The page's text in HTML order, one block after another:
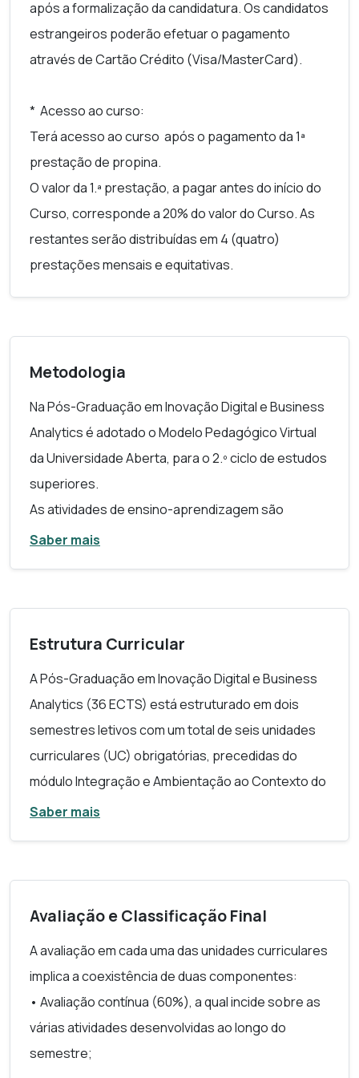
após a formalização da candidatura. Os candidatos
estrangeiros poderão efetuar o pagamento
através de Cartão Crédito (Visa/MasterCard).
* Acesso ao curso:
Terá acesso ao curso após o pagamento da 1ª
prestação de propina.
O valor da 1.ª prestação, a pagar antes do início do
Curso, corresponde a 20% do valor do Curso. As
restantes serão distribuídas em 4 (quatro)
prestações mensais e equitativas.
Metodologia
Na Pós-Graduação em Inovação Digital eBusiness
Analyticsé adotado o Modelo Pedagógico Virtual
da Universidade Aberta, para o 2.º ciclo de estudos
superiores.
As atividades de ensino-aprendizagem são
realizadas em regime de ensino a distância, em
semestre é antecedido por um módulo inicial de
Ambientação Online com a duração de uma
estudantes se familiarizem com o ambiente de
trabalho da PlataformaABERTA da Universidade
Aberta e adquiram competências fundamentais de
comunicação online e competências sociais
necessárias à construção de uma comunidade de
aprendizagem virtual.
Saber mais
Estrutura Curricular
A Pós-Graduação em Inovação Digital eBusiness
Analytics (36 ECTS) está estruturado em dois
semestres letivos com um total de seis unidades
curriculares (UC) obrigatórias, precedidas do
módulo Integração e Ambientação ao Contexto do
e-learning, com os conteúdos específicos que a
Transformação Digital e Evolução dos Negócios
Business Intelligencee Aplicações
2.º SEMESTRE
Business Plane Negócios Inovadores
Seminário de Inovação Digital eBusiness Analytics
Projeto Aplicado
Saber mais
Avaliação e Classificação Final
A avaliação em cada uma das unidades curriculares
implica a coexistência de duas componentes:
• Avaliação contínua (60%), a qual incide sobre as
várias atividades desenvolvidas ao longo do
semestre;